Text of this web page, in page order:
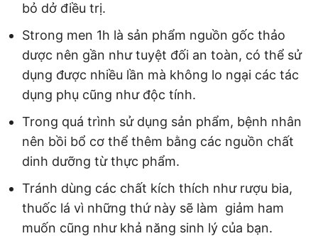
bỏ dở điều trị.
Strong men 1h là sản phẩm nguồn gốc thảo
dược nên gần như tuyệt đối an toàn, có thể sử
dụng được nhiều lần mà không lo ngại các tác
dụng phụ cũng như độc tính.
Trong quá trình sử dụng sản phẩm, bệnh nhân
nên bồi bổ cơ thể thêm bằng các nguồn chất
dinh dưỡng từ thực phẩm.
Tránh dùng các chất kích thích như rượu bia,
thuốc lá vì những thứ này sẽ làm giảm ham
muốn cũng như khả năng sinh lý của bạn.